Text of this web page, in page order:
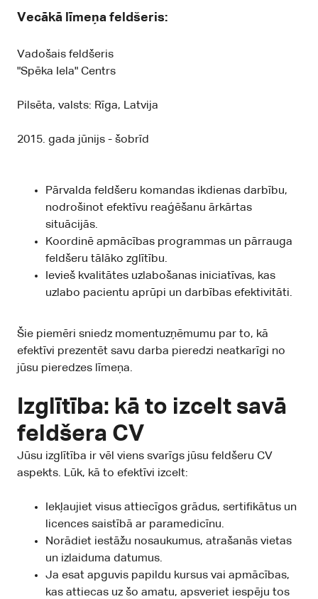
Vecākā līmeņa feldšeris:
Vadošais feldšeris
"Spēka Iela" Centrs
Pilsēta, valsts: Rīga, Latvija
2015. gada jūnijs - šobrīd
Pārvalda feldšeru komandas ikdienas darbību,
nodrošinot efektīvu reaģēšanu ārkārtas
situācijās.
Koordinē apmācības programmas un pārrauga
feldšeru tālāko zglītību.
Ievieš kvalitātes uzlabošanas iniciatīvas, kas
uzlabo pacientu aprūpi un darbības efektivitāti.
Šie piemēri sniedz momentuzņēmumu par to, kā
efektīvi prezentēt savu darba pieredzi neatkarīgi no
jūsu pieredzes līmeņa.
Izglītība: kā to izcelt savā
feldšera CV
Jūsu izglītība ir vēl viens svarīgs jūsu feldšeru CV
aspekts. Lūk, kā to efektīvi izcelt:
Iekļaujiet visus attiecīgos grādus, sertifikātus un
licences saistībā ar paramedicīnu.
Norādiet iestāžu nosaukumus, atrašanās vietas
un izlaiduma datumus.
Ja esat apguvis papildu kursus vai apmācības,
kas attiecas uz šo amatu, apsveriet iespēju tos